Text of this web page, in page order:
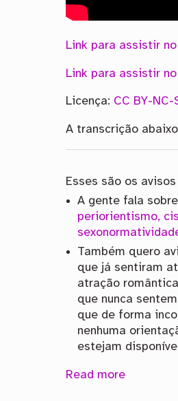
Link para assistir no
Link para assistir
Licença: CC BY-NC-
A transcrição
Esses são os
A gente fala sobre
periorientismo,
Também quero
que já sentiram
atração
que nunca
que de forma
nenhuma
estejam
Read more